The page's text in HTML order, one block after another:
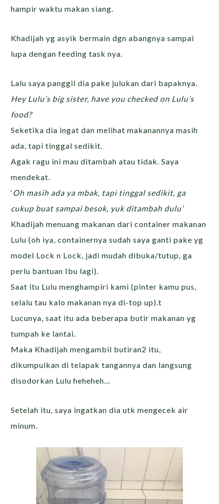
hampir waktu makan siang.
Khadijah yg asyik bermain dgn abangnya sampai
lupa dengan feeding task nya.
Lalu saya panggil dia pake julukan dari bapaknya.
Hey Lulu’s big sister, have you checked on Lulu’s
food?
Seketika dia ingat dan melihat makanannya masih
ada, tapi tinggal sedikit.
Agak ragu ini mau ditambah atau tidak. Saya
mendekat.
‘ Oh masih ada ya mbak, tapi tinggal sedikit, ga
cukup buat sampai besok, yuk ditambah dulu’
Khadijah menuang makanan dari container makanan
Lulu (oh iya, containernya sudah saya ganti pake yg
model Lock n Lock, jadi mudah dibuka/tutup, ga
perlu bantuan Ibu lagi).
Saat itu Lulu menghampiri kami (pinter kamu pus,
selalu tau kalo makanan nya di-top up).t
Lucunya, saat itu ada beberapa butir makanan yg
tumpah ke lantai.
Maka Khadijah mengambil butiran2 itu,
dikumpulkan di telapak tangannya dan langsung
disodorkan Lulu heheheh…
Setelah itu, saya ingatkan dia utk mengecek air
minum.